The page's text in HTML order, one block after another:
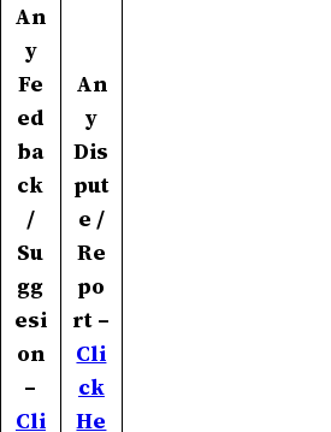
An
y
Fe
ed
ba
ck
/
Su
gg
esi
on
–
Cli
An
y
Dis
put
e /
Re
po
rt –
Cli
ck
He